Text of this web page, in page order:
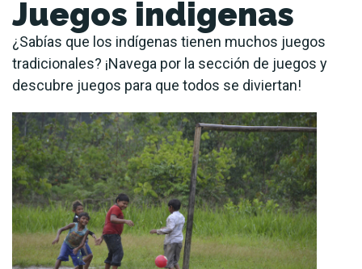
Juegos indigenas
¿Sabías que los indígenas tienen muchos juegos
tradicionales? ¡Navega por la sección de juegos y
descubre juegos para que todos se diviertan!
Como
viven
Entre los pueblos
indígenas hay muchas
formas diferentes de vivir,
de construir casas, de
comer, de relacionarse
con el entorno en el que
viven. ¡Descúbrelo aquí!